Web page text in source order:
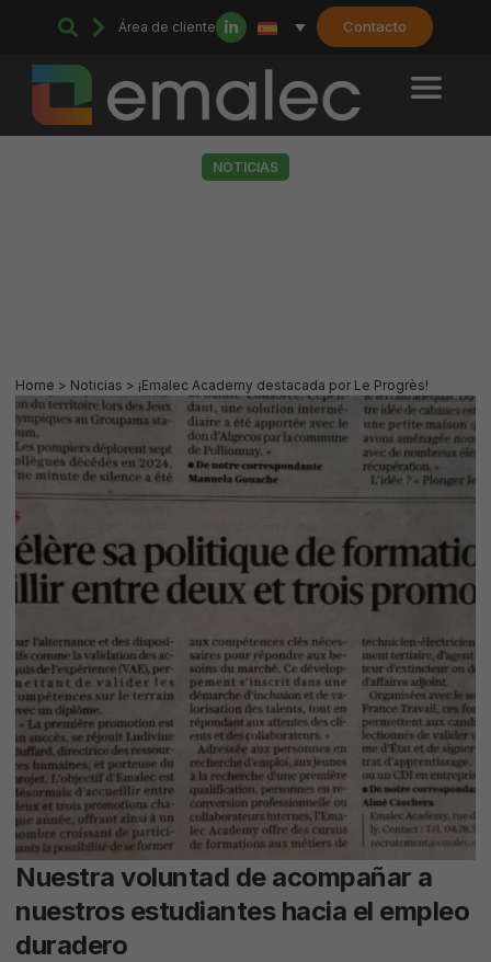
Área de cliente Contacto
NOTICIAS
Home > Noticias > ¡Emalec Academy destacada por Le Progrès!
Nuestra voluntad de acompañar a
nuestros estudiantes hacia el empleo
duradero